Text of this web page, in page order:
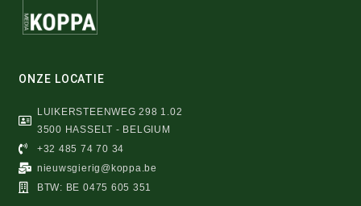
ONZE LOCATIE
LUIKERSTEENWEG 298 1.02
3500 HASSELT - BELGIUM
+32 485 74 70 34
nieuwsgierig@koppa.be
BTW: BE 0475 605 351